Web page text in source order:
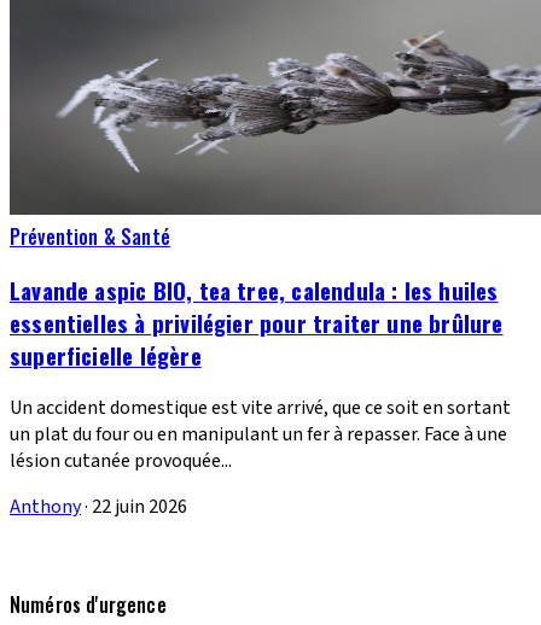
Prévention & Santé
Lavande aspic BIO, tea tree, calendula : les huiles
essentielles à privilégier pour traiter une brûlure
superficielle légère
Un accident domestique est vite arrivé, que ce soit en sortant
un plat du four ou en manipulant un fer à repasser. Face à une
lésion cutanée provoquée...
Anthony· 22 juin 2026
Numéros d'urgence